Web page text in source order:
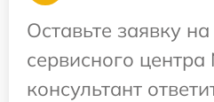
Оставьте заявку на
сервисного
консультант